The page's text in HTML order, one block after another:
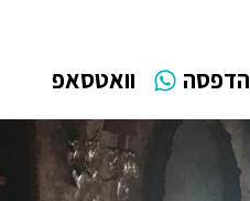
הדפסה וואטסאפ